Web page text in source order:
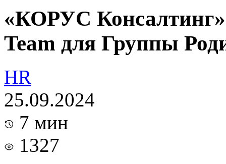
«КОРУС Консалтинг»
Team для Группы
HR
25.09.2024
7 мин
1327